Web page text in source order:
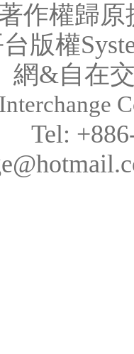
作權歸
版權
網&自在
Tel: